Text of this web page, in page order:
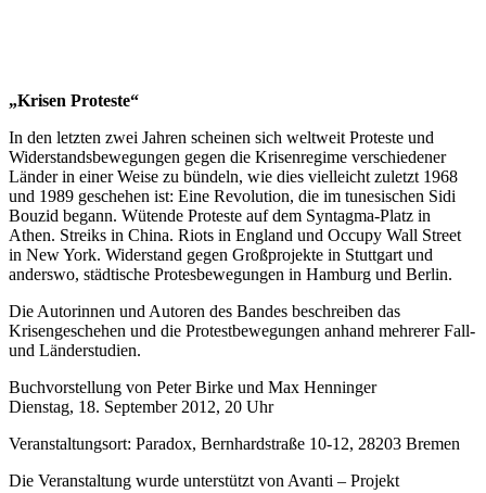
„Krisen Proteste“
In den letzten zwei Jahren scheinen sich weltweit Proteste und
Widerstandsbewegungen gegen die Krisenregime verschiedener
Länder in einer Weise zu bündeln, wie dies vielleicht zuletzt 1968
und 1989 geschehen ist: Eine Revolution, die im tunesischen Sidi
Bouzid begann. Wütende Proteste auf dem Syntagma-Platz in
Athen. Streiks in China. Riots in England und Occupy Wall Street
in New York. Widerstand gegen Großprojekte in Stuttgart und
anderswo, städtische Protesbewegungen in Hamburg und Berlin.
Die Autorinnen und Autoren des Bandes beschreiben das
Krisengeschehen und die Protestbewegungen anhand mehrerer Fall-
und Länderstudien.
Buchvorstellung von Peter Birke und Max Henninger
Dienstag, 18. September 2012, 20 Uhr
Veranstaltungsort: Paradox, Bernhardstraße 10-12, 28203 Bremen
Die Veranstaltung wurde unterstützt von Avanti – Projekt